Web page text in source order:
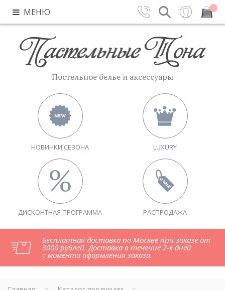
МЕНЮ Вход Закрыть
Постельное белье и аксессуары
НОВИНКИ СЕЗОНА LUXURY
ДИСКОНТНАЯ ПРОГРАММА РАСПРОДАЖА
Бесплатная доставка по Москве при заказе от
3000 рублей. Доставка в течение 2-х дней
с момента оформления заказа.